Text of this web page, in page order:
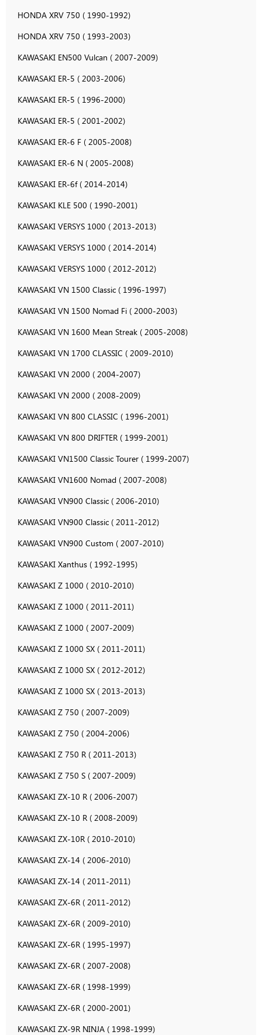
HONDA XRV 750 ( 1990-1992)
HONDA XRV 750 ( 1993-2003)
KAWASAKI EN500 Vulcan ( 2007-2009)
KAWASAKI ER-5 ( 2003-2006)
KAWASAKI ER-5 ( 1996-2000)
KAWASAKI ER-5 ( 2001-2002)
KAWASAKI ER-6 F ( 2005-2008)
KAWASAKI ER-6 N ( 2005-2008)
KAWASAKI ER-6f ( 2014-2014)
KAWASAKI KLE 500 ( 1990-2001)
KAWASAKI VERSYS 1000 ( 2013-2013)
KAWASAKI VERSYS 1000 ( 2014-2014)
KAWASAKI VERSYS 1000 ( 2012-2012)
KAWASAKI VN 1500 Classic ( 1996-1997)
KAWASAKI VN 1500 Nomad Fi ( 2000-2003)
KAWASAKI VN 1600 Mean Streak ( 2005-2008)
KAWASAKI VN 1700 CLASSIC ( 2009-2010)
KAWASAKI VN 2000 ( 2004-2007)
KAWASAKI VN 2000 ( 2008-2009)
KAWASAKI VN 800 CLASSIC ( 1996-2001)
KAWASAKI VN 800 DRIFTER ( 1999-2001)
KAWASAKI VN1500 Classic Tourer ( 1999-2007)
KAWASAKI VN1600 Nomad ( 2007-2008)
KAWASAKI VN900 Classic ( 2006-2010)
KAWASAKI VN900 Classic ( 2011-2012)
KAWASAKI VN900 Custom ( 2007-2010)
KAWASAKI Xanthus ( 1992-1995)
KAWASAKI Z 1000 ( 2010-2010)
KAWASAKI Z 1000 ( 2011-2011)
KAWASAKI Z 1000 ( 2007-2009)
KAWASAKI Z 1000 SX ( 2011-2011)
KAWASAKI Z 1000 SX ( 2012-2012)
KAWASAKI Z 1000 SX ( 2013-2013)
KAWASAKI Z 750 ( 2007-2009)
KAWASAKI Z 750 ( 2004-2006)
KAWASAKI Z 750 R ( 2011-2013)
KAWASAKI Z 750 S ( 2007-2009)
KAWASAKI ZX-10 R ( 2006-2007)
KAWASAKI ZX-10 R ( 2008-2009)
KAWASAKI ZX-10R ( 2010-2010)
KAWASAKI ZX-14 ( 2006-2010)
KAWASAKI ZX-14 ( 2011-2011)
KAWASAKI ZX-6R ( 2011-2012)
KAWASAKI ZX-6R ( 2009-2010)
KAWASAKI ZX-6R ( 1995-1997)
KAWASAKI ZX-6R ( 2007-2008)
KAWASAKI ZX-6R ( 1998-1999)
KAWASAKI ZX-6R ( 2000-2001)
KAWASAKI ZX-9R NINJA ( 1998-1999)